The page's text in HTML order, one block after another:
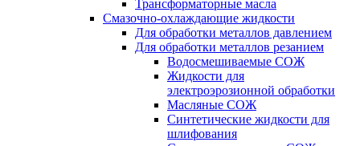
Трансформаторные масла
Смазочно-охлаждающие жидкости
Для обработки металлов давлением
Для обработки металлов резанием
Водосмешиваемые СОЖ
Жидкости для
электроэрозионной обработки
Масляные СОЖ
Синтетические жидкости для
шлифования